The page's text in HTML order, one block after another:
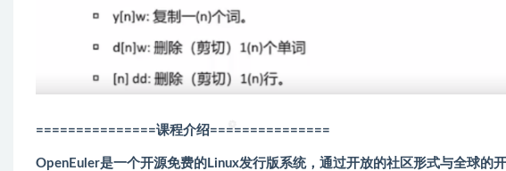
===============课程介绍===============
OpenEuler是一个开源免费的Linux发行版系统，通过开放的社区形式与全球的